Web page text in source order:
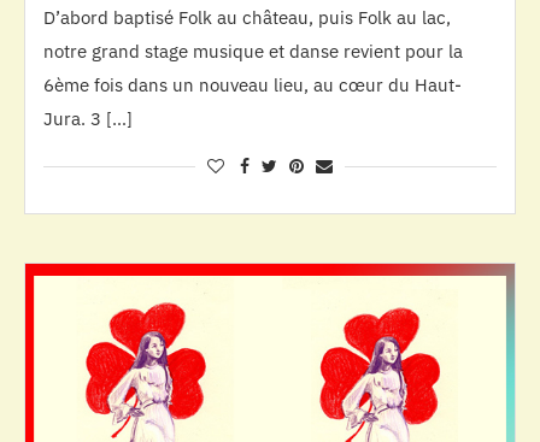
D’abord baptisé Folk au château, puis Folk au lac,
notre grand stage musique et danse revient pour la
6ème fois dans un nouveau lieu, au cœur du Haut-
Jura. 3 […]